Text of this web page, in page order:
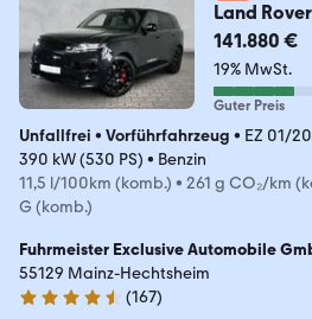
Land
P530
141.880 €
19% MwSt.
Guter Preis
Unfallfrei • Vorführfahrzeug • EZ 01/
390 kW (530 PS) • Benzin
11,5 l/100km (komb.) • 261 g CO₂/km
G (komb.)
Fuhrmeister Exclusive
55129 Mainz-Hechtsheim
4.5 Sterne
(167)